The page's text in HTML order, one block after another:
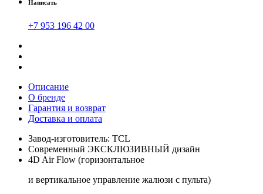
Написать
+7 953 196 42 00
Описание
О бренде
Гарантия и возврат
Доставка и оплата
Завод-изготовитель: TCL
Современный ЭКСКЛЮЗИВНЫЙ дизайн
4D Air Flow (горизонтальное
и вертикальное управление жалюзи с пульта)